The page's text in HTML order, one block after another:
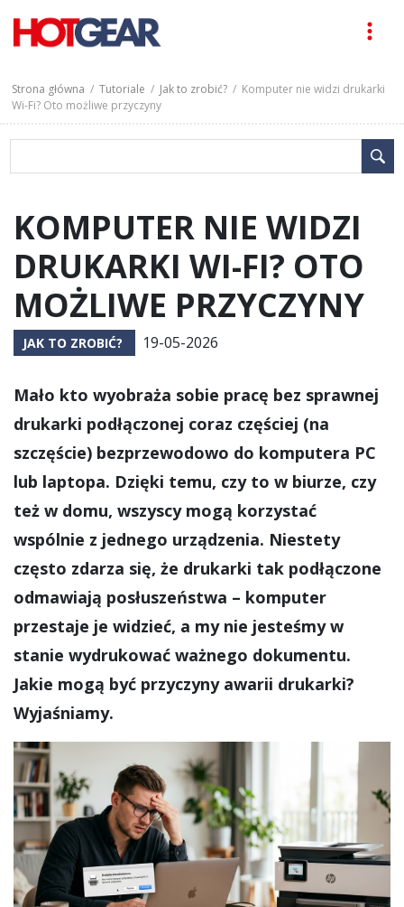
Strona główna /Tutoriale / Jak to zrobić? / Komputer nie widzi drukarki
Wi-Fi? Oto możliwe przyczyny
KOMPUTER NIE WIDZI
DRUKARKI WI-FI? OTO
MOŻLIWE PRZYCZYNY
JAK TO ZROBIĆ? 19-05-2026
Mało kto wyobraża sobie pracę bez sprawnej
drukarki podłączonej coraz częściej (na
szczęście) bezprzewodowo do komputera PC
lub laptopa. Dzięki temu, czy to w biurze, czy
też w domu, wszyscy mogą korzystać
wspólnie z jednego urządzenia. Niestety
często zdarza się, że drukarki tak podłączone
odmawiają posłuszeństwa – komputer
przestaje je widzieć, a my nie jesteśmy w
stanie wydrukować ważnego dokumentu.
Jakie mogą być przyczyny awarii drukarki?
Wyjaśniamy.